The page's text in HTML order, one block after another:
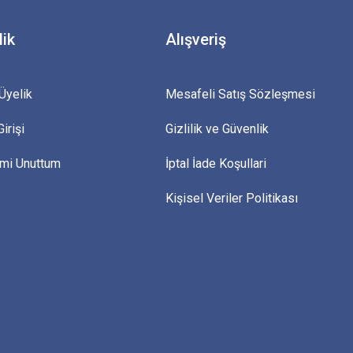
Unuttum
Alışveriş
Mesafeli Satış Sözleşmesi
Gizlilik ve Güvenlik
İptal İade Koşullari
Kişisel Veriler Politikası